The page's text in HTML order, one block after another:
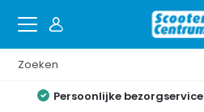
Persoonlijke bezorgservice